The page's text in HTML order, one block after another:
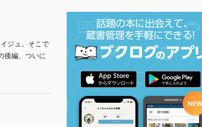
ジュ。そこで
後編、ついに